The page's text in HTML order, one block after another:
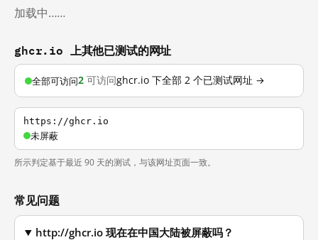
加载中……
ghcr.io 上其他已测试的网址
全部可访问2 可访问ghcr.io 下全部 2 个已测试网址 →
https://ghcr.io
未屏蔽
所示判定基于最近 90 天的测试，与该网址页面一致。
常见问题
http://ghcr.io 现在在中国大陆被屏蔽吗？